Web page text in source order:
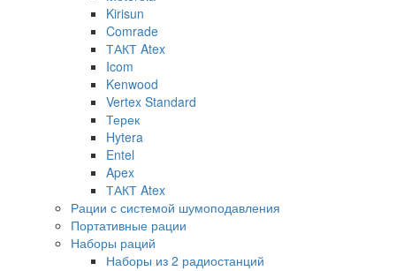
Kirisun
Comrade
ТАКТ Atex
Icom
Kenwood
Vertex Standard
Терек
Hytera
Entel
Apex
ТАКТ Atex
Рации с системой шумоподавления
Портативные рации
Наборы раций
Наборы из 2 радиостанций